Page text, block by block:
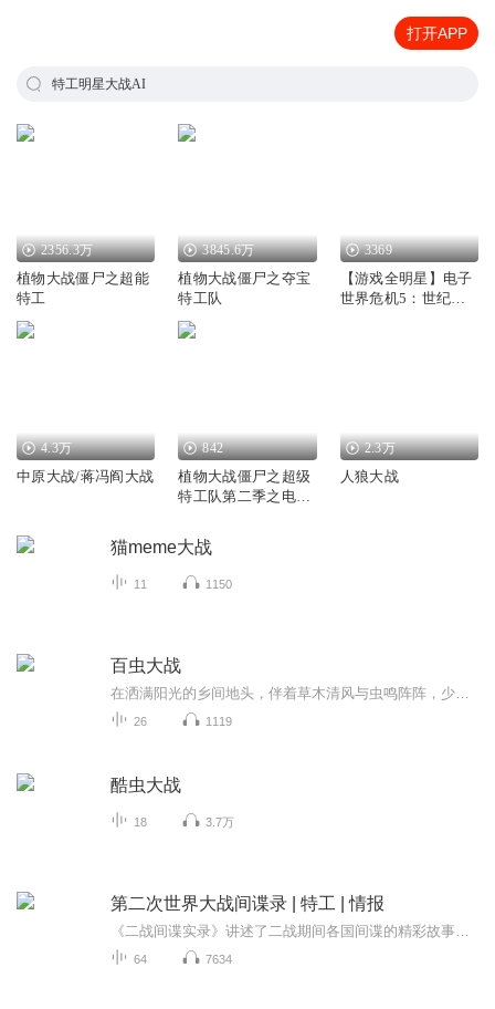
打开APP
特工明星大战AI
2356.3万
植物大战僵尸之超能
特工
3845.6万
植物大战僵尸之夺宝
特工队
3369
【游戏全明星】电子
世界危机5：世纪大
4.3万
中原大战/蒋冯阎大战
842
植物大战僵尸之超级
特工队第二季之电脑
2.3万
人狼大战
猫meme大战
11 1150
百虫大战
26 1119
酷虫大战
18 3.7万
第二次世界大战间谍录 | 特工 | 情报
64 7634